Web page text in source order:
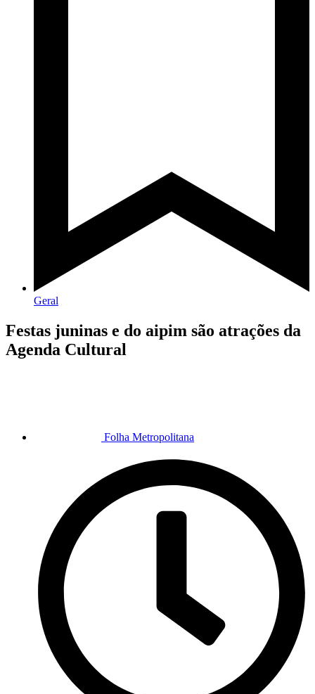
Geral
Festas juninas e do aipim são atrações da
Agenda Cultural
Folha Metropolitana